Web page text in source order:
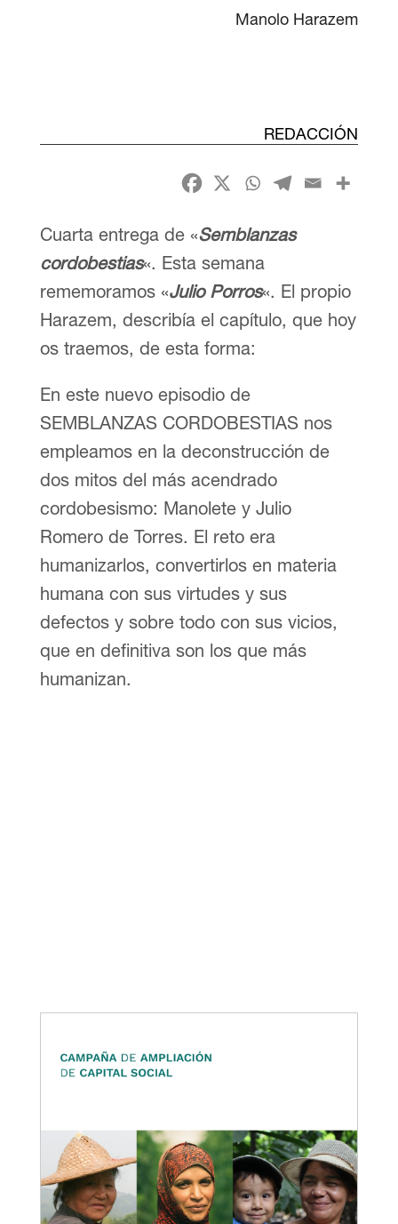
Manolo Harazem
REDACCIÓN
Cuarta entrega de «Semblanzas
cordobestias«. Esta semana
rememoramos «Julio Porros«. El propio
Harazem, describía el capítulo, que hoy
os traemos, de esta forma:
En este nuevo episodio de
SEMBLANZAS CORDOBESTIAS nos
empleamos en la deconstrucción de
dos mitos del más acendrado
cordobesismo: Manolete y Julio
Romero de Torres. El reto era
humanizarlos, convertirlos en materia
humana con sus virtudes y sus
defectos y sobre todo con sus vicios,
que en definitiva son los que más
humanizan.